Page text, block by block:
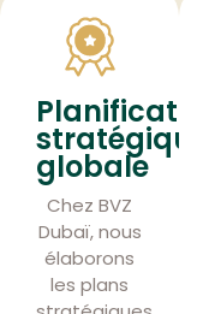
stratégique
globale
Chez BVZ
Dubaï, nous
élaborons
les plans